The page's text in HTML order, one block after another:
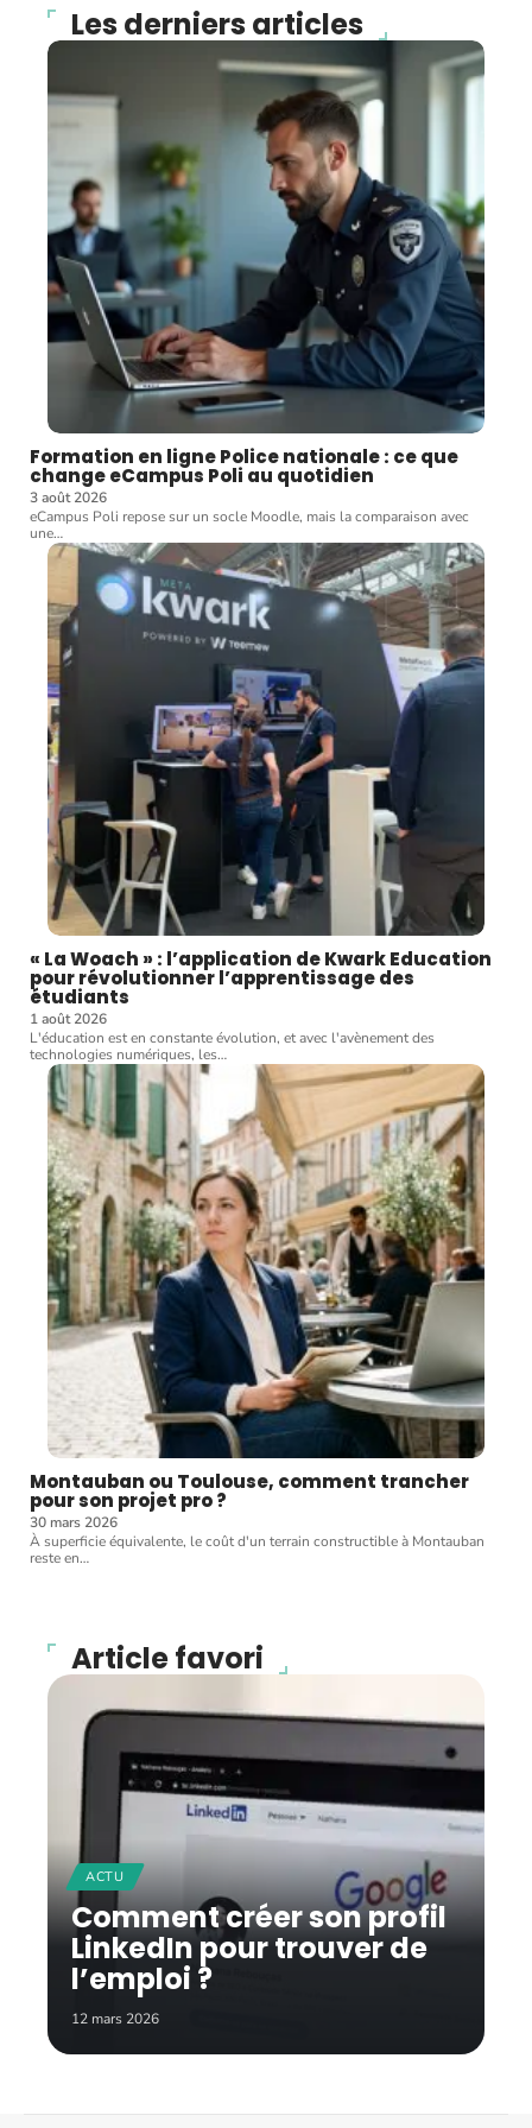
Les derniers articles
Formation en ligne Police nationale : ce que
change eCampus Poli au quotidien
3 août 2026
eCampus Poli repose sur un socle Moodle, mais la comparaison avec
une…
« La Woach » : l’application de Kwark Education
pour révolutionner l’apprentissage des
étudiants
1 août 2026
L'éducation est en constante évolution, et avec l'avènement des
technologies numériques, les…
Montauban ou Toulouse, comment trancher
pour son projet pro ?
30 mars 2026
À superficie équivalente, le coût d'un terrain constructible à Montauban
reste en…
Article favori
ACTU
Comment créer son profil
LinkedIn pour trouver de
l’emploi ?
12 mars 2026